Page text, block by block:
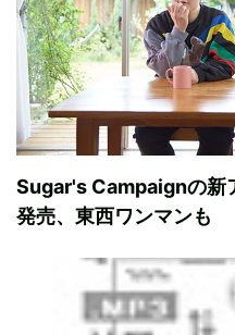
Sugar's Campaignの新
発売、東西ワンマンも